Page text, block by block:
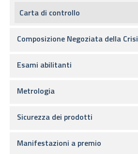
Carta di controllo
Composizione Negoziata della Crisi
Esami abilitanti
Metrologia
Sicurezza dei prodotti
Manifestazioni a premio